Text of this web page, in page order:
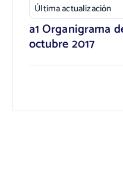
Última actualización
a1 Organigrama
octubre 2017